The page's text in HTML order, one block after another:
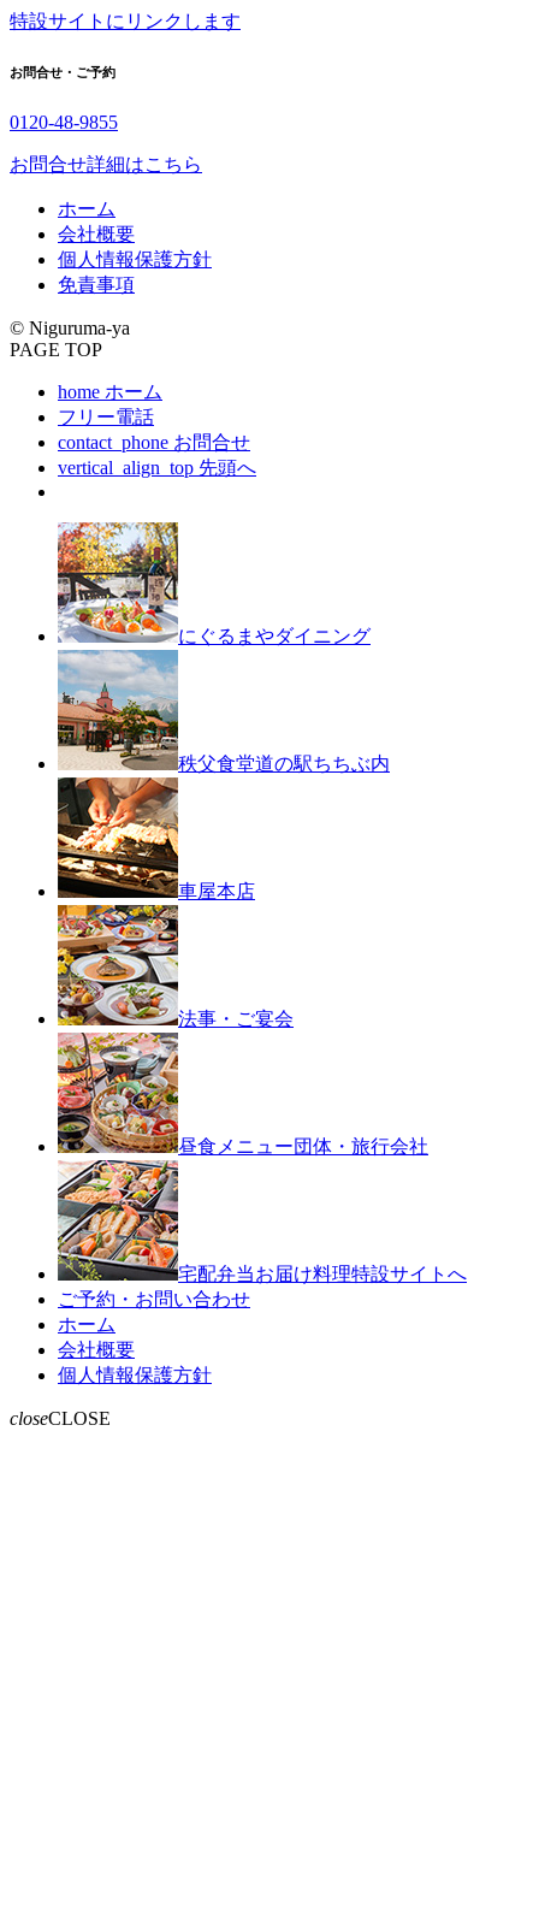
特設サイトにリンクします
お問合せ・ご予約
0120-48-9855
お問合せ詳細はこちら
ホーム
会社概要
個人情報保護方針
免責事項
© Niguruma-ya
PAGE TOP
home ホーム
フリー電話
contact_phone お問合せ
vertical_align_top 先頭へ
にぐるまやダイニング
秩父食堂道の駅ちちぶ内
車屋本店
法事・ご宴会
昼食メニュー団体・旅行会社
宅配弁当お届け料理特設サイトへ
ご予約・お問い合わせ
ホーム
会社概要
個人情報保護方針現
closeCLOSE